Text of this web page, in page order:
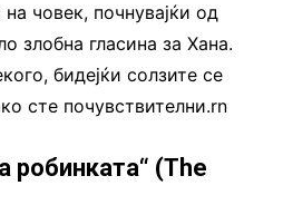
човек, почнувајќи од
злобна гласина за Хана.
бидејќи солзите се
сте почувствителни.rn
робинката“ (The